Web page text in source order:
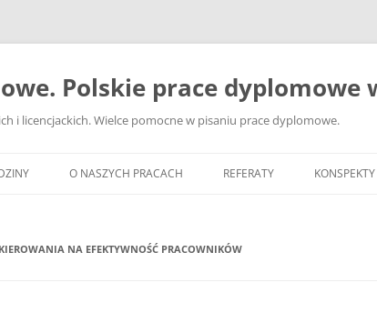
Polskie prace dyplomowe
i licencjackich. Wielce pomocne w pisaniu prace dyplomowe.
O NASZYCH PRACACH REFERATY KONSPEKTY
NA EFEKTYWNOŚĆ PRACOWNIKÓW